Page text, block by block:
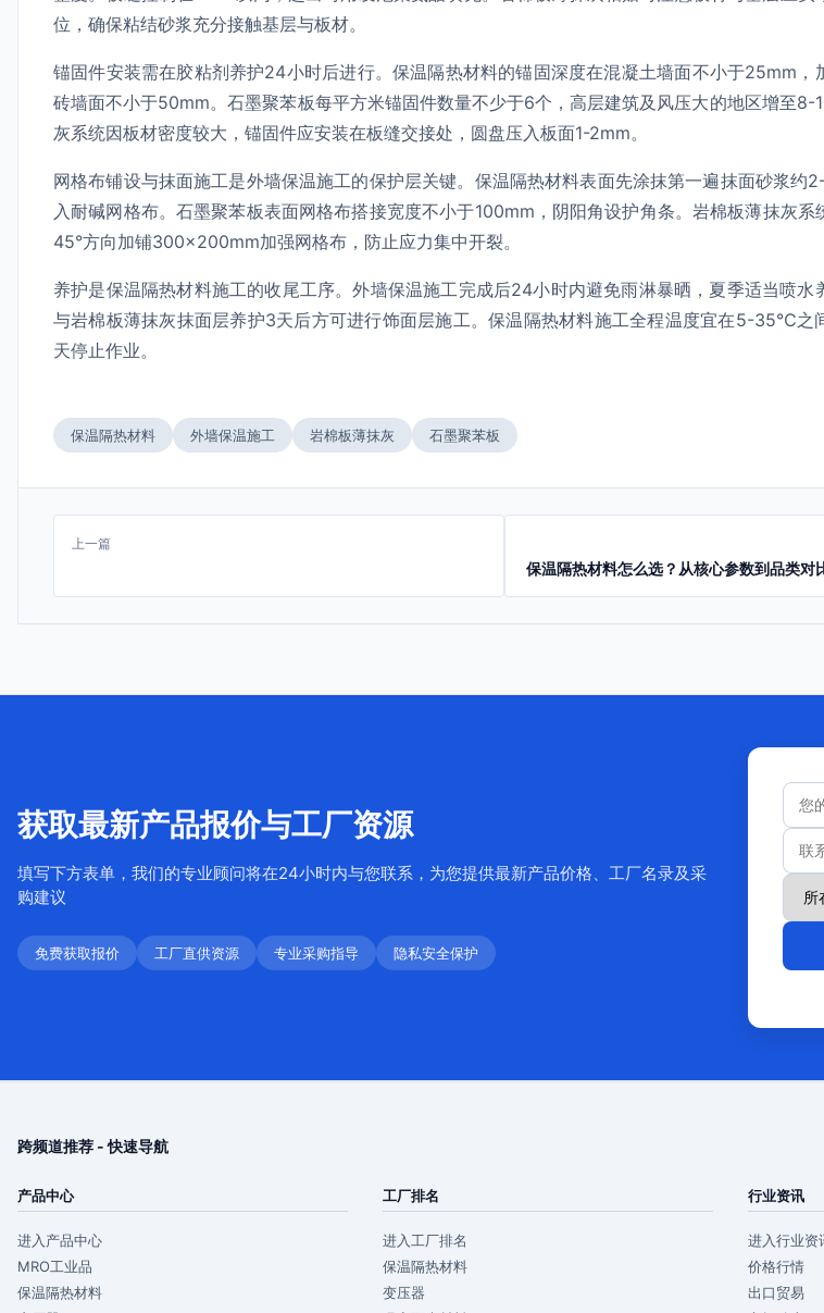
位，确保粘结砂浆充分接触基层与板材。
锚固件安装需在胶粘剂养护24小时后进行。保温隔热材料的锚固深度在混凝土墙面不小于25mm，
砖墙面不小于50mm。石墨聚苯板每平方米锚固件数量不少于6个，高层建筑及风压大的地区增至8-
灰系统因板材密度较大，锚固件应安装在板缝交接处，圆盘压入板面1-2mm。
网格布铺设与抹面施工是外墙保温施工的保护层关键。保温隔热材料表面先涂抹第一遍抹面砂浆约
入耐碱网格布。石墨聚苯板表面网格布搭接宽度不小于100mm，阴阳角设护角条。岩棉板薄抹灰系
45°方向加铺300×200mm加强网格布，防止应力集中开裂。
养护是保温隔热材料施工的收尾工序。外墙保温施工完成后24小时内避免雨淋暴晒，夏季适当喷水
与岩棉板薄抹灰抹面层养护3天后方可进行饰面层施工。保温隔热材料施工全程温度宜在5-35℃之
天停止作业。
保温隔热材料 外墙保温施工 岩棉板薄抹灰 石墨聚苯板
上一篇
保温隔热材料怎么选？从核心参数到品类对
获取最新产品报价与工厂资源
填写下方表单，我们的专业顾问将在24小时内与您联系，为您提供最新产品价格、工厂名录及采
购建议
免费获取报价 工厂直供资源 专业采购指导 隐私安全保护
跨频道推荐 - 快速导航
产品中心
进入产品中心
MRO工业品
保温隔热材料
工厂排名
进入工厂排名
保温隔热材料
变压器
行业资讯
进入行业资
价格行情
出口贸易